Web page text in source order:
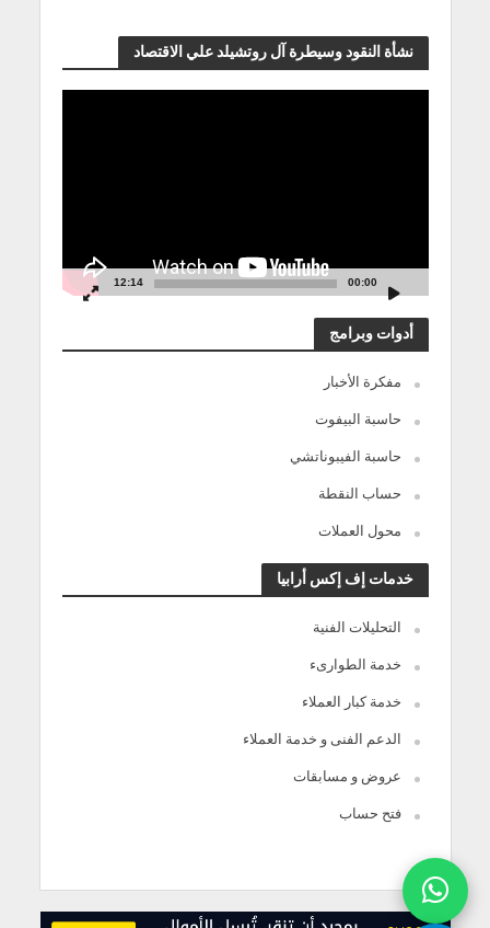
نشأة النقود وسيطرة آل روتشيلد علي الاقتصاد
00:00
12:14
أدوات وبرامج
مفكرة الأخبار
حاسبة البيفوت
حاسبة الفيبوناتشي
حساب النقطة
محول العملات
خدمات إف إكس أرابيا
التحليلات الفنية
خدمة الطوارىء
خدمة كبار العملاء
الدعم الفنى و خدمة العملاء
عروض و مسابقات
فتح حساب